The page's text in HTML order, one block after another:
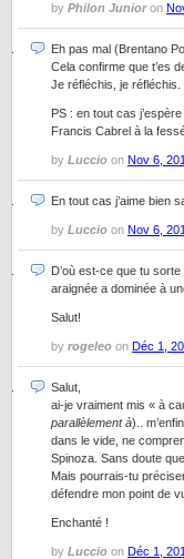
by Philon Junioron
Eh pas mal (Brentano
Cela confirme que t’es
Je réfléchis, je réfléchis.
PS : en tout cas
Francis Cabrel à la
by Luccio on Nov 6,
En tout cas j’aime bien
by Luccio on Nov 6,
D’où est-ce que tu
araignée a dominée à
Salut!
by rogeleo on Déc 1,
Salut,
ai-je vraiment mis « à
parallèlement à)..
dans le vide, ne
Spinoza. Sans doute
Mais pourrais-tu
défendre mon point de
Enchanté !
by Luccio on Déc 1,